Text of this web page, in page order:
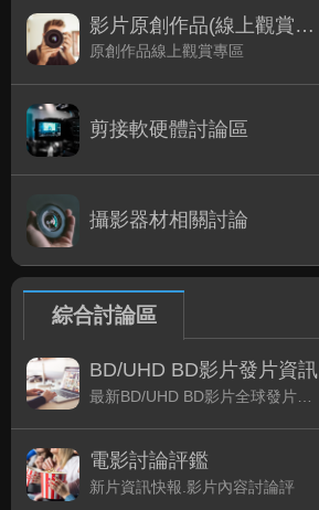
影片原創作品(線上觀賞區)
原創作品線上觀賞專區
剪接軟硬體討論區
攝影器材相關討論
綜合討論區
BD/UHD BD影片發片資訊
電影討論評鑑
新片資訊快報.影片內容討論評